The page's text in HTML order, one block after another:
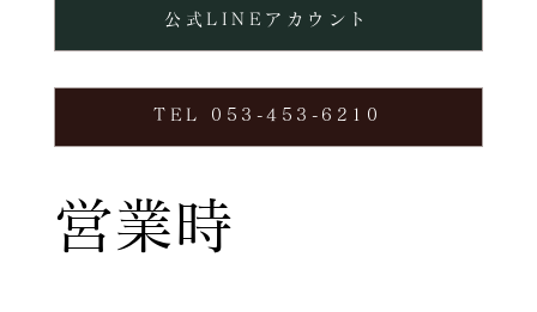
TEL 053-453-6210
公式LINEアカウント
営業時